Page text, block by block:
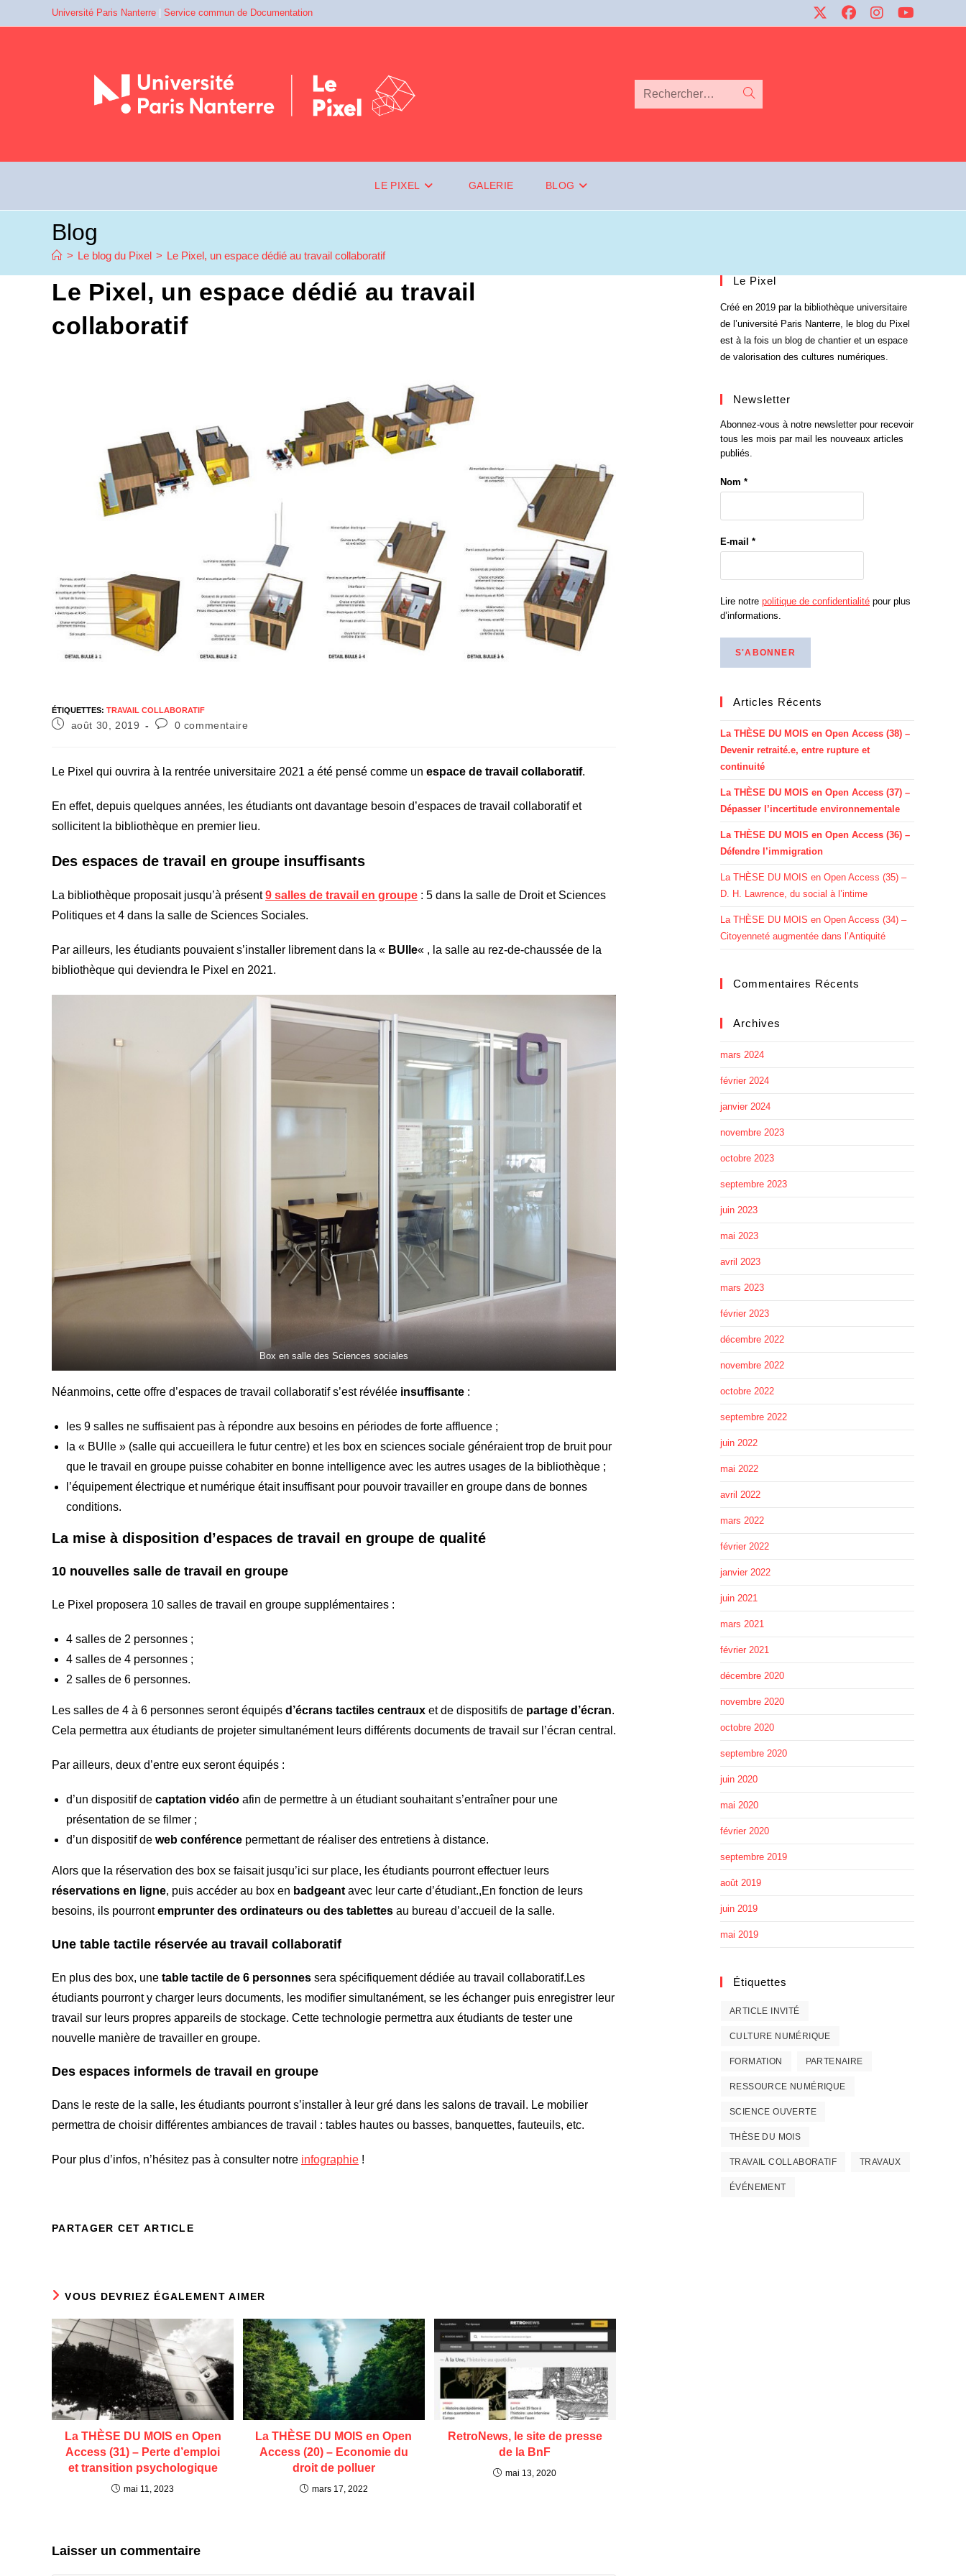
Université Paris Nanterre Service commun de Documentation
Rechercher…
LE PIXEL GALERIE BLOG
Blog
> Le blog du Pixel > Le Pixel, un espace dédié au travail collaboratif
Le Pixel, un espace dédié au travail
collaboratif
ÉTIQUETTES: TRAVAIL COLLABORATIF
août 30, 2019 0 commentaire
Le Pixel qui ouvrira à la rentrée universitaire 2021 a été pensé comme un espace de travail collaboratif.
En effet, depuis quelques années, les étudiants ont davantage besoin d’espaces de travail collaboratif et
sollicitent la bibliothèque en premier lieu.
Des espaces de travail en groupe insuffisants
La bibliothèque proposait jusqu’à présent9 salles de travail en groupe : 5 dans la salle de Droit et Sciences
Politiques et 4 dans la salle de Sciences Sociales.
Par ailleurs, les étudiants pouvaient s’installer librement dans la « BUlle« , la salle au rez-de-chaussée de la
bibliothèque qui deviendra le Pixel en 2021.
Box en salle des Sciences sociales
Néanmoins, cette offre d’espaces de travail collaboratif s’est révélée insuffisante :
les 9 salles ne suffisaient pas à répondre aux besoins en périodes de forte affluence ;
la « BUlle » (salle qui accueillera le futur centre) et les box en sciences sociale généraient trop de bruit pour
que le travail en groupe puisse cohabiter en bonne intelligence avec les autres usages de la bibliothèque ;
l’équipement électrique et numérique était insuffisant pour pouvoir travailler en groupe dans de bonnes
conditions.
La mise à disposition d’espaces de travail en groupe de qualité
10 nouvelles salle de travail en groupe
Le Pixel proposera 10 salles de travail en groupe supplémentaires :
4 salles de 2 personnes ;
4 salles de 4 personnes ;
2 salles de 6 personnes.
Les salles de 4 à 6 personnes seront équipés d’écrans tactiles centraux et de dispositifs de partage d’écran.
Cela permettra aux étudiants de projeter simultanément leurs différents documents de travail sur l’écran central.
Par ailleurs, deux d’entre eux seront équipés :
d’un dispositif de captation vidéo afin de permettre à un étudiant souhaitant s’entraîner pour une
présentation de se filmer ;
d’un dispositif de web conférence permettant de réaliser des entretiens à distance.
Alors que la réservation des box se faisait jusqu’ici sur place, les étudiants pourront effectuer leurs
réservations en ligne, puis accéder au box en badgeant avec leur carte d’étudiant.,En fonction de leurs
besoins, ils pourrontemprunter des ordinateurs ou des tablettes au bureau d’accueil de la salle.
Une table tactile réservée au travail collaboratif
En plus des box, une table tactile de 6 personnes sera spécifiquement dédiée au travail collaboratif.Les
étudiants pourront y charger leurs documents, les modifier simultanément, se les échanger puis enregistrer leur
travail sur leurs propres appareils de stockage. Cette technologie permettra aux étudiants de tester une
nouvelle manière de travailler en groupe.
Des espaces informels de travail en groupe
Dans le reste de la salle, les étudiants pourront s’installer à leur gré dans les salons de travail. Le mobilier
permettra de choisir différentes ambiances de travail : tables hautes ou basses, banquettes, fauteuils, etc.
Pour plus d’infos, n’hésitez pas à consulter notre infographie !
PARTAGER CET ARTICLE
VOUS DEVRIEZ ÉGALEMENT AIMER
La THÈSE DU MOIS en Open
Access (31) – Perte d’emploi
et transition psychologique
mai 11, 2023
La THÈSE DU MOIS en Open
Access (20) – Economie du
droit de polluer
mars 17, 2022
RetroNews, le site de presse
de la BnF
mai 13, 2020
Laisser un commentaire
Le Pixel
Créé en 2019 par la bibliothèque universitaire
de l’université Paris Nanterre, le blog du Pixel
est à la fois un blog de chantier et un espace
de valorisation des cultures numériques.
Newsletter
Abonnez-vous à notre newsletter pour recevoir
tous les mois par mail les nouveaux articles
publiés.
Nom *
E-mail *
Lire notre politique de confidentialité pour plus
d’informations.
Articles Récents
La THÈSE DU MOIS en Open Access (38) –
Devenir retraité.e, entre rupture et
continuité
La THÈSE DU MOIS en Open Access (37) –
Dépasser l’incertitude environnementale
La THÈSE DU MOIS en Open Access (36) –
Défendre l’immigration
La THÈSE DU MOIS en Open Access (35) –
D. H. Lawrence, du social à l’intime
La THÈSE DU MOIS en Open Access (34) –
Citoyenneté augmentée dans l’Antiquité
Commentaires Récents
Archives
mars 2024
février 2024
janvier 2024
novembre 2023
octobre 2023
septembre 2023
juin 2023
mai 2023
avril 2023
mars 2023
février 2023
décembre 2022
novembre 2022
octobre 2022
septembre 2022
juin 2022
mai 2022
avril 2022
mars 2022
février 2022
janvier 2022
juin 2021
mars 2021
février 2021
décembre 2020
novembre 2020
octobre 2020
septembre 2020
juin 2020
mai 2020
février 2020
septembre 2019
août 2019
juin 2019
mai 2019
Étiquettes
ARTICLE INVITÉ
CULTURE NUMÉRIQUE
FORMATION PARTENAIRE
RESSOURCE NUMÉRIQUE
SCIENCE OUVERTE
THÈSE DU MOIS
TRAVAIL COLLABORATIF TRAVAUX
ÉVÉNEMENT